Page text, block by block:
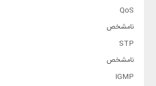
QoS
نامشخص
STP
نامشخص
IGMP